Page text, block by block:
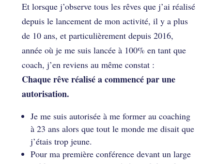
Et lorsque j’observe tous les rêves que j’ai réalisé
depuis le lancement de mon activité, il y a plus
de 10 ans, et particulièrement depuis 2016,
année où je me suis lancée à 100% en tant que
coach, j’en reviens au même constat :
Chaque rêve réalisé a commencé par une
autorisation.
Je me suis autorisée à me former au coaching
à 23 ans alors que tout le monde me disait que
j’étais trop jeune.
Pour ma première conférence devant un large